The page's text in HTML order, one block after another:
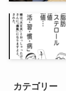
カテゴリー